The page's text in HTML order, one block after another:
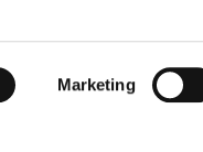
Marketing